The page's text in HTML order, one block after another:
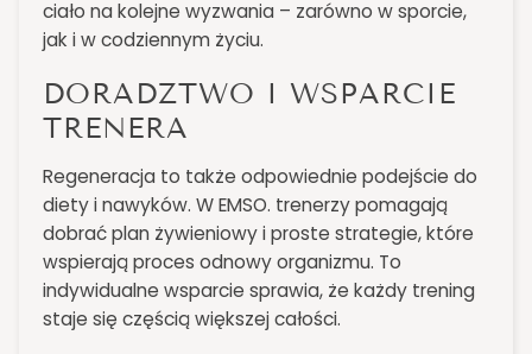
ciało na kolejne wyzwania – zarówno w sporcie,
jak i w codziennym życiu.
DORADZTWO I WSPARCIE
TRENERA
Regeneracja to także odpowiednie podejście do
diety i nawyków. W EMSO. trenerzy pomagają
dobrać plan żywieniowy i proste strategie, które
wspierają proces odnowy organizmu. To
indywidualne wsparcie sprawia, że każdy trening
staje się częścią większej całości.